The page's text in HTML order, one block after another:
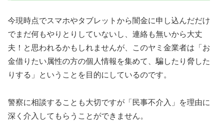
今現時点でスマホやタブレットから闇金に申し込んだだけ
でまだ何もやりとりしていないし、連絡も無いから大丈
夫！と思われるかもしれませんが、このヤミ金業者は「お
金借りたい属性の方の個人情報を集めて、騙したり脅した
りする」ということを目的にしているのです。
警察に相談することも大切ですが「民事不介入」を理由に
深く介入してもらうことができません。